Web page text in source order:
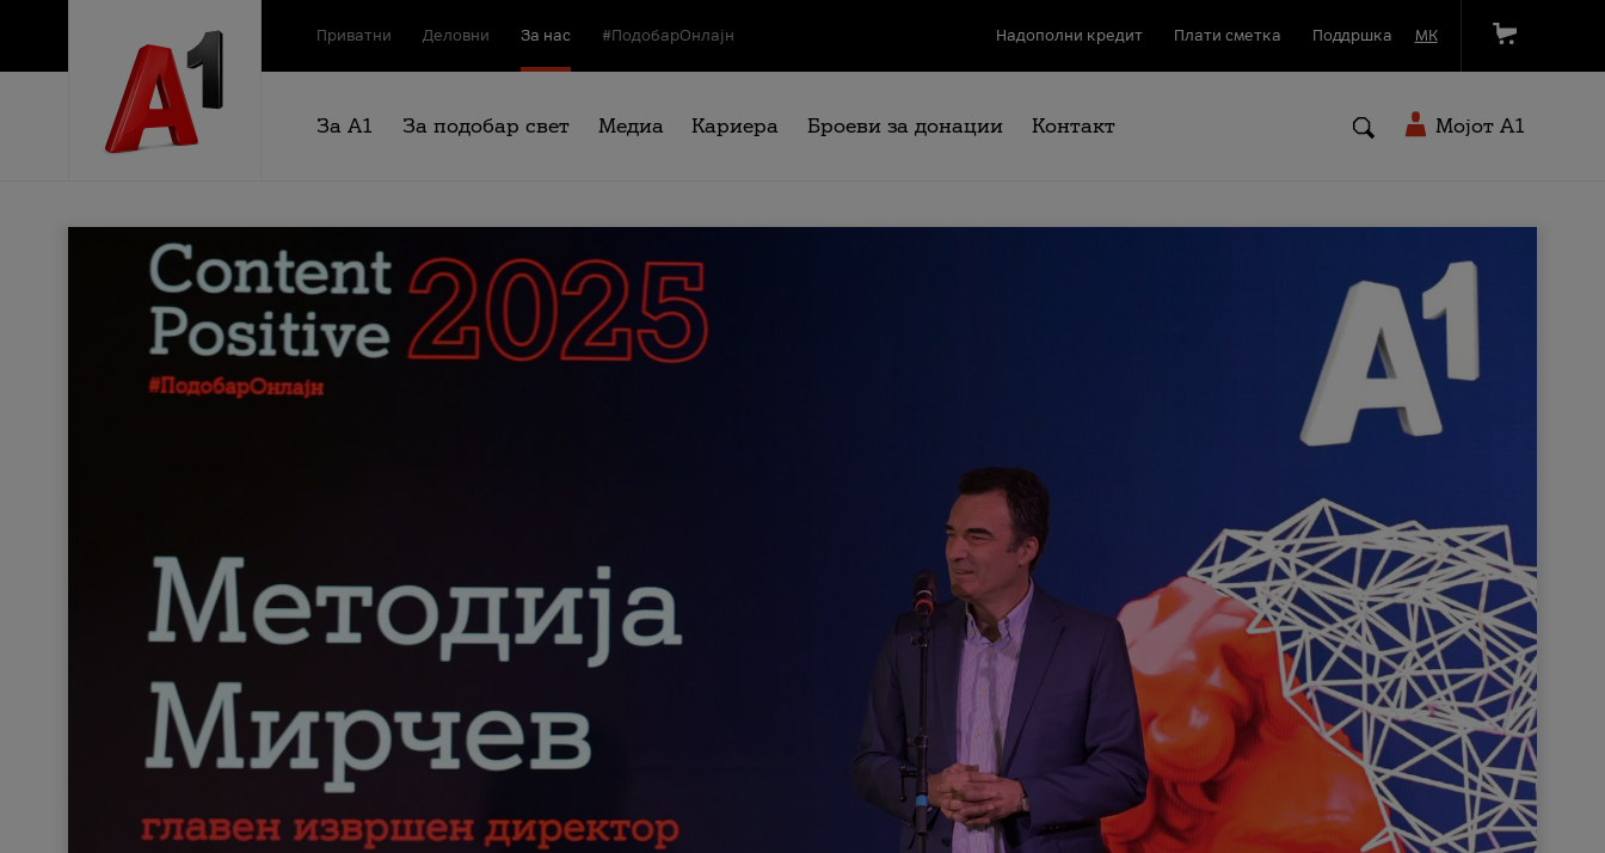
Приватни Деловни За нас #ПодобарОнлајн Надополни кредит Плати сметка Поддршка МК
За А1 За подобар свет Медиа Кариера Броеви за донации Контакт Мојот A1